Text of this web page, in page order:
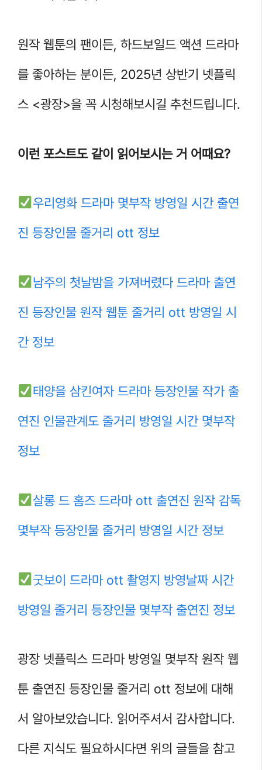
원작 웹툰의 팬이든, 하드보일드 액션 드라마
를 좋아하는 분이든, 2025년 상반기 넷플릭
스 <광장>을 꼭 시청해보시길 추천드립니다.
이런 포스트도 같이 읽어보시는 거 어때요?
우리영화 드라마 몇부작 방영일 시간 출연
진 등장인물 줄거리 ott 정보
남주의 첫날밤을 가져버렸다 드라마 출연
진 등장인물 원작 웹툰 줄거리 ott 방영일 시
간 정보
태양을 삼킨여자 드라마 등장인물 작가 출
연진 인물관계도 줄거리 방영일 시간 몇부작
정보
살롱 드 홈즈 드라마 ott 출연진 원작 감독
몇부작 등장인물 줄거리 방영일 시간 정보
굿보이 드라마 ott 촬영지 방영날짜 시간
방영일 줄거리 등장인물 몇부작 출연진 정보
광장 넷플릭스 드라마 방영일 몇부작 원작 웹
툰 출연진 등장인물 줄거리 ott 정보에 대해
서 알아보았습니다. 읽어주셔서 감사합니다.
다른 지식도 필요하시다면 위의 글들을 참고